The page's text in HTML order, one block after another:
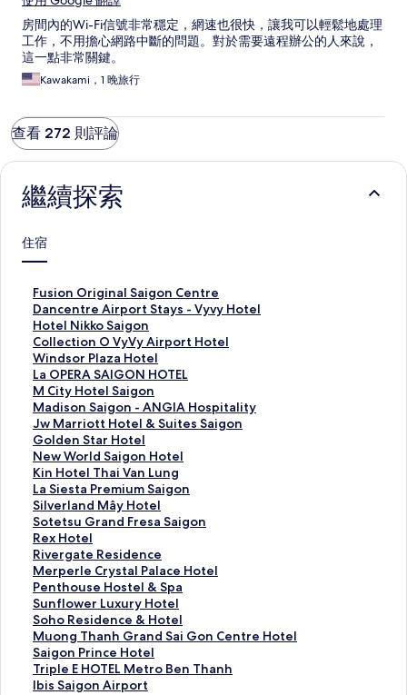
房間內的Wi-Fi信號非常穩定，網速也很快，讓我可以輕鬆地處理
工作，不用擔心網路中斷的問題。對於需要遠程辦公的人來說，
這一點非常關鍵。
Kawakami，1 晚旅行
查看 272 則評論
繼續探索
住宿
Fusion Original Saigon Centre
F
u
s
i
o
n
O
r
i
g
i
n
a
l
S
a
i
g
o
n
C
e
n
t
r
Dancentre Airport Stays - Vyvy Hotel
D
a
n
c
e
n
t
r
e
A
i
r
p
o
r
t
S
t
a
y
s
-
V
y
Hotel Nikko Saigon
H
o
t
e
l
N
i
k
k
o
S
a
i
g
o
n
的
連
結
Collection O VyVy Airport Hotel
C
o
l
l
e
c
t
i
o
n
O
V
y
V
y
A
i
r
p
o
r
t
Windsor Plaza Hotel
W
i
n
d
s
o
r
P
l
a
z
a
H
o
t
e
l
的
連
結
La OPERA SAIGON HOTEL
L
a
O
P
E
R
A
S
A
I
G
O
N
H
O
T
E
L
的
連
M City Hotel Saigon
M
C
i
t
y
H
o
t
e
l
S
a
i
g
o
n
的
連
結
Madison Saigon - ANGIA Hospitality
M
a
d
i
s
o
n
S
a
i
g
o
n
-
A
N
G
I
Jw Marriott Hotel & Suites Saigon
J
w
M
a
r
r
i
o
t
t
H
o
t
e
l
&
S
Golden Star Hotel
G
o
l
d
e
n
S
t
a
r
H
o
t
e
l
的
New World Saigon Hotel
N
e
w
W
o
r
l
d
S
a
i
g
o
n
H
Kin Hotel Thai Van Lung
K
i
n
H
o
t
e
l
T
h
a
i
V
a
La Siesta Premium Saigon
L
a
S
i
e
s
t
a
P
r
e
m
i
Silverland Mây Hotel
S
i
l
v
e
r
l
a
n
d
M
â
Sotetsu Grand Fresa Saigon
S
o
t
e
t
s
u
G
r
a
n
Rex Hotel
R
e
x
H
o
t
e
l
的
連
Rivergate Residence
R
i
v
e
r
g
a
t
e
Merperle Crystal Palace Hotel
M
e
r
p
e
r
l
e
Penthouse Hostel & Spa
P
e
n
t
h
o
u
Sunflower Luxury Hotel
S
u
n
f
l
o
Soho Residence & Hotel
S
o
h
o
R
Muong Thanh Grand Sai Gon Centre Hotel
M
u
o
n
Saigon Prince Hotel
S
a
i
Triple E HOTEL Metro Ben Thanh
T
rIbis Saigon Airport
I